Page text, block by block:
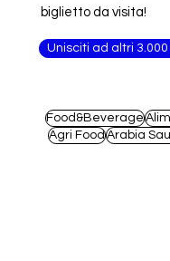
biglietto da visita!
Unisciti ad altri
Food&Beverage
Agri FoodArabia